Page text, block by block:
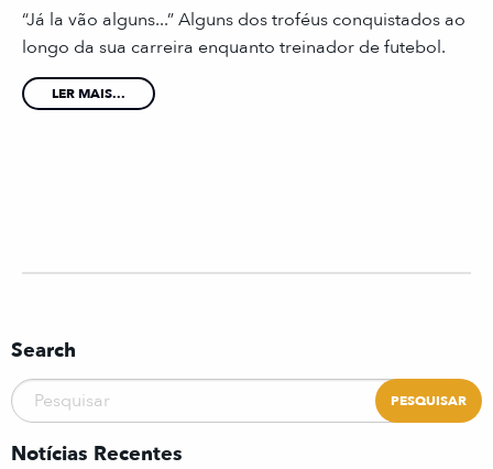
“Já la vão alguns...” Alguns dos troféus conquistados ao
longo da sua carreira enquanto treinador de futebol.
LER MAIS...
Search
Notícias Recentes